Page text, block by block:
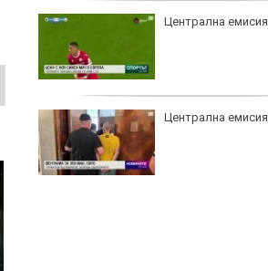
Централна емисия
Централна емисия